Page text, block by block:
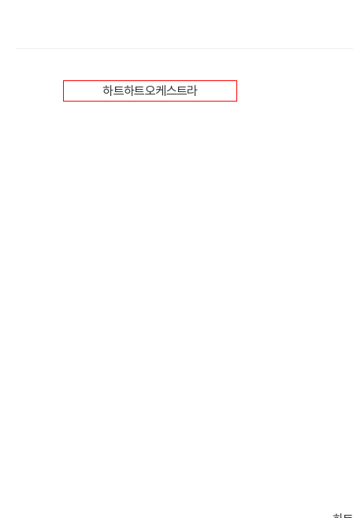
하트하트오케스트라